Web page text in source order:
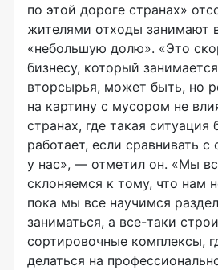
по этой дороге странах»
жителями отходы занимают
«небольшую долю». «Это
бизнесу, который
вторсырья, может быть, но
на картину с мусором не
странах, где такая ситуация
работает, если сравнивать с
у нас», — отметил он. «Мы
склоняемся к тому, что нам
пока мы все научимся
заниматься, а все-таки
сортировочные комплексы,
делаться на